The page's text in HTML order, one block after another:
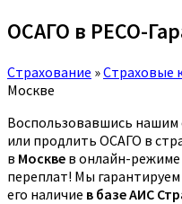
ОСАГО в РЕСО-
Страхование »Страховые
Москве
Воспользовавшись
или продлить ОСАГО в
в Москве в онлайн-режиме
переплат! Мы гарантируем
его наличие в базе АИС